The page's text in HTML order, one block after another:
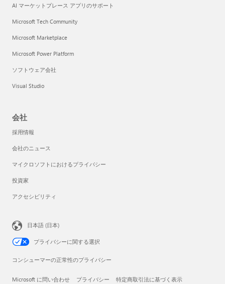
AI マーケットプレース アプリのサポート
Microsoft Tech Community
Microsoft Marketplace
Microsoft Power Platform
ソフトウェア会社
Visual Studio
会社
採用情報
会社のニュース
マイクロソフトにおけるプライバシー
投資家
アクセシビリティ
日本語 (日本)
プライバシーに関する選択
コンシューマーの正常性のプライバシー
Microsoft に問い合わせ プライバシー 特定商取引法に基づく表示